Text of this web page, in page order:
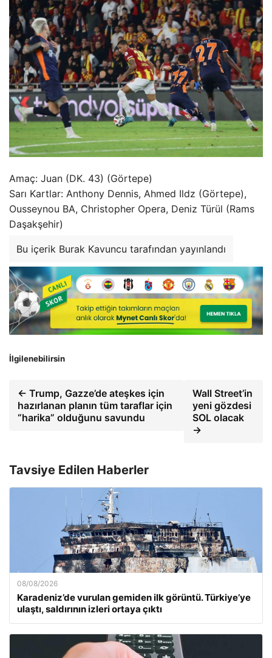
Amaç: Juan (DK. 43) (Görtepe)
Sarı Kartlar: Anthony Dennis, Ahmed Ildz (Görtepe),
Ousseynou BA, Christopher Opera, Deniz Türül (Rams
Daşakşehir)
Bu içerik Burak Kavuncu tarafından yayınlandı
İlgilenebilirsin
← Trump, Gazze’de ateşkes için
hazırlanan planın tüm taraflar için
“harika” olduğunu savundu
Wall Street’in
yeni gözdesi
SOL olacak
→
Tavsiye Edilen Haberler
08/08/2026
Karadeniz’de vurulan gemiden ilk görüntü. Türkiye’ye
ulaştı, saldırının izleri ortaya çıktı